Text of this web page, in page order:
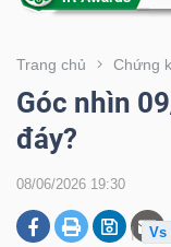
Trang chủ Chứng
Góc nhìn
đáy?
08/06/2026 19:30
VIETSTOCK
CHỨNG